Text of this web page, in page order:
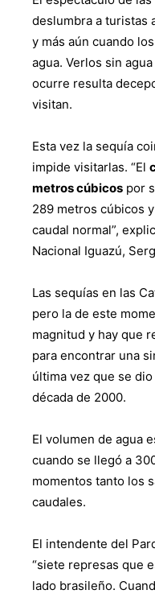
deslumbra a turistas
y más aún cuando
agua. Verlos sin
ocurre resulta
visitan.
Esta vez la sequía
impide visitarlas. “El
metros cúbicos por
289 metros cúbicos
caudal normal”,
Nacional Iguazú,
Las sequías en las
pero la de este
magnitud y hay que
para encontrar una
última vez que se
década de 2000.
El volumen de agua
cuando se llegó a
momentos tanto los
caudales.
El intendente del
“siete represas que
lado brasileño.